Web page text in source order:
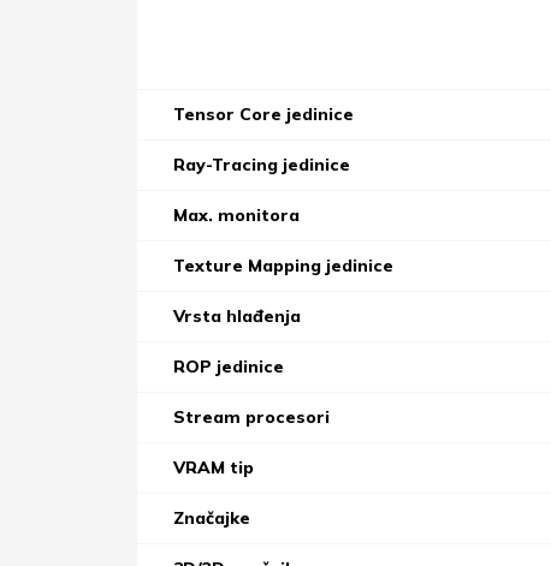
Tensor Core jedinice
Ray-Tracing jedinice
Max. monitora
Texture Mapping jedinice
Vrsta hlađenja
ROP jedinice
Stream procesori
VRAM tip
Značajke